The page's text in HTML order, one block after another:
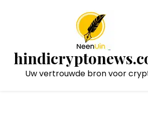
Uw vertrouwde bron voor